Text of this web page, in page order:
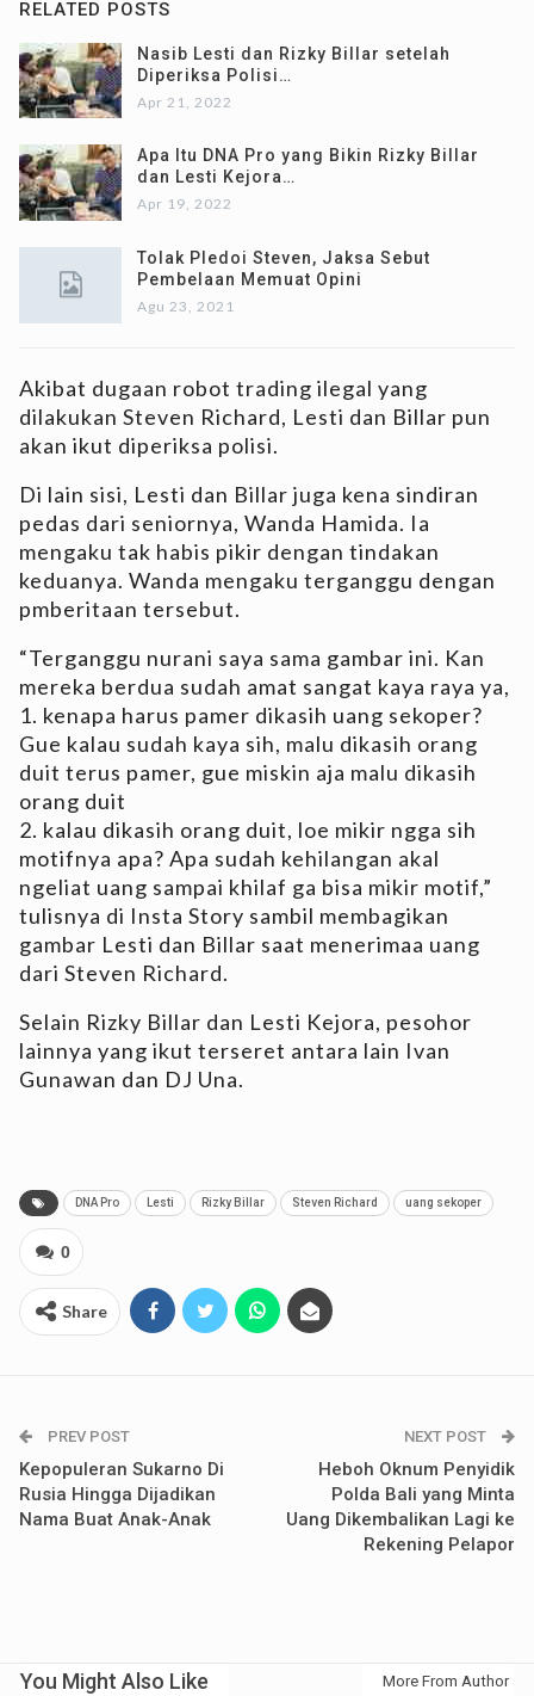
RELATED POSTS
Nasib Lesti dan Rizky Billar setelah
Diperiksa Polisi…
Apr 21, 2022
Apa Itu DNA Pro yang Bikin Rizky Billar
dan Lesti Kejora…
Apr 19, 2022
Tolak Pledoi Steven, Jaksa Sebut
Pembelaan Memuat Opini
Agu 23, 2021
Akibat dugaan robot trading ilegal yang
dilakukan Steven Richard, Lesti dan Billar pun
akan ikut diperiksa polisi.
Di lain sisi, Lesti dan Billar juga kena sindiran
pedas dari seniornya, Wanda Hamida. Ia
mengaku tak habis pikir dengan tindakan
keduanya. Wanda mengaku terganggu dengan
pmberitaan tersebut.
“Terganggu nurani saya sama gambar ini. Kan
mereka berdua sudah amat sangat kaya raya ya,
1. kenapa harus pamer dikasih uang sekoper?
Gue kalau sudah kaya sih, malu dikasih orang
duit terus pamer, gue miskin aja malu dikasih
orang duit
2. kalau dikasih orang duit, loe mikir ngga sih
motifnya apa? Apa sudah kehilangan akal
ngeliat uang sampai khilaf ga bisa mikir motif,”
tulisnya di Insta Story sambil membagikan
gambar Lesti dan Billar saat menerimaa uang
dari Steven Richard.
Selain Rizky Billar dan Lesti Kejora, pesohor
lainnya yang ikut terseret antara lain Ivan
Gunawan dan DJ Una.
DNA Pro Lesti Rizky Billar Steven Richard uang sekoper
0
Share
PREV POST
Kepopuleran Sukarno Di
Rusia Hingga Dijadikan
Nama Buat Anak-Anak
NEXT POST
Heboh Oknum Penyidik
Polda Bali yang Minta
Uang Dikembalikan Lagi ke
Rekening Pelapor
You Might Also Like More From Author